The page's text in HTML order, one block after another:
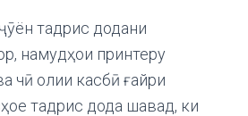
тадрис додани
намудҳои принтеру
чӣ олии касбӣ ғайри
тадрис дода шавад, ки